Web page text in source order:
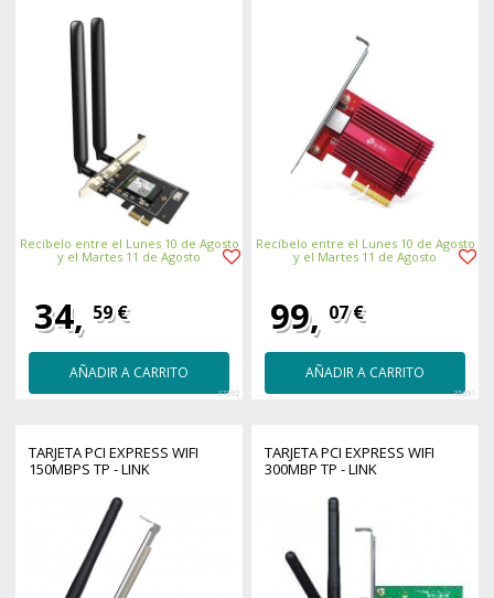
Recíbelo entre el Lunes 10 de Agosto
y el Martes 11 de Agosto
34, 59 €
AÑADIR A CARRITO
37362
Recíbelo entre el Lunes 10 de Agosto
y el Martes 11 de Agosto
99, 07 €
AÑADIR A CARRITO
35691
TARJETA PCI EXPRESS WIFI
150MBPS TP - LINK
TARJETA PCI EXPRESS WIFI
300MBP TP - LINK